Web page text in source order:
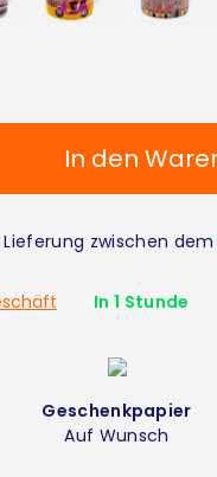
In den
zwischen dem
In 1 Stunde
Geschenkpapier
Auf Wunsch